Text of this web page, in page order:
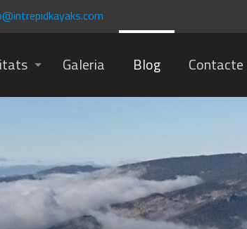
Galeria Blog Contacte